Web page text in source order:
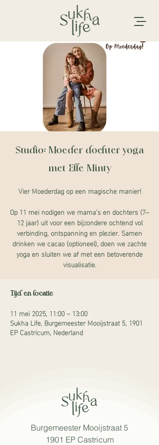
Studio: Moeder dochter yoga
met Elle Minty
Vier Moederdag op een magische manier!
Op 11 mei nodigen we mama’s en dochters (7–
12 jaar) uit voor een bijzondere ochtend vol
verbinding, ontspanning en plezier. Samen
drinken we cacao (optioneel), doen we zachte
yoga en sluiten we af met een betoverende
visualisatie.
Tijd en locatie
11 mei 2025, 11:00 – 13:00
Sukha Life, Burgemeester Mooijstraat 5, 1901
EP Castricum, Nederland
Burgemeester Mooijstraat 5
1901 EP Castricum​